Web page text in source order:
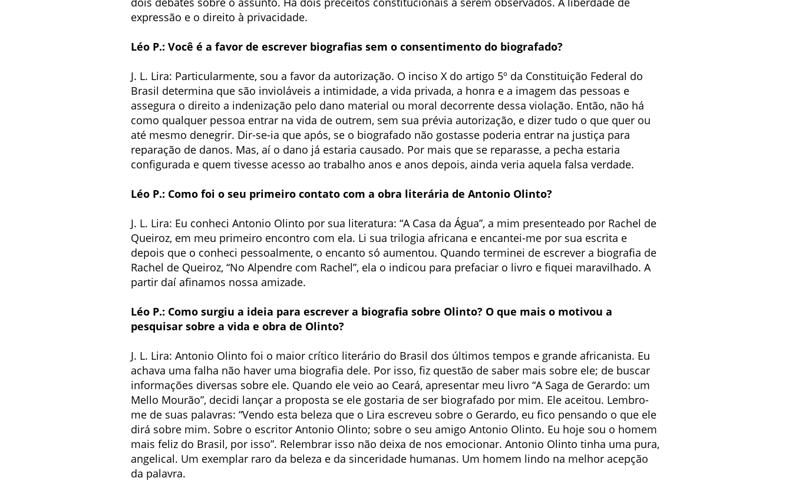
expressão e o direito à privacidade.
Léo P.: Você é a favor de escrever biografias sem o consentimento do biografado?
J. L. Lira: Particularmente, sou a favor da autorização. O inciso X do artigo 5º da Constituição Federal do
Brasil determina que são invioláveis a intimidade, a vida privada, a honra e a imagem das pessoas e
assegura o direito a indenização pelo dano material ou moral decorrente dessa violação. Então, não há
como qualquer pessoa entrar na vida de outrem, sem sua prévia autorização, e dizer tudo o que quer ou
até mesmo denegrir. Dir-se-ia que após, se o biografado não gostasse poderia entrar na justiça para
reparação de danos. Mas, aí o dano já estaria causado. Por mais que se reparasse, a pecha estaria
configurada e quem tivesse acesso ao trabalho anos e anos depois, ainda veria aquela falsa verdade.
Léo P.: Como foi o seu primeiro contato com a obra literária de Antonio Olinto?
J. L. Lira: Eu conheci Antonio Olinto por sua literatura: “A Casa da Água”, a mim presenteado por Rachel de
Queiroz, em meu primeiro encontro com ela. Li sua trilogia africana e encantei-me por sua escrita e
depois que o conheci pessoalmente, o encanto só aumentou. Quando terminei de escrever a biografia de
Rachel de Queiroz, “No Alpendre com Rachel”, ela o indicou para prefaciar o livro e fiquei maravilhado. A
partir daí afinamos nossa amizade.
Léo P.: Como surgiu a ideia para escrever a biografia sobre Olinto? O que mais o motivou a
pesquisar sobre a vida e obra de Olinto?
J. L. Lira: Antonio Olinto foi o maior crítico literário do Brasil dos últimos tempos e grande africanista. Eu
achava uma falha não haver uma biografia dele. Por isso, fiz questão de saber mais sobre ele; de buscar
informações diversas sobre ele. Quando ele veio ao Ceará, apresentar meu livro “A Saga de Gerardo: um
Mello Mourão”, decidi lançar a proposta se ele gostaria de ser biografado por mim. Ele aceitou. Lembro-
me de suas palavras: “Vendo esta beleza que o Lira escreveu sobre o Gerardo, eu fico pensando o que ele
dirá sobre mim. Sobre o escritor Antonio Olinto; sobre o seu amigo Antonio Olinto. Eu hoje sou o homem
mais feliz do Brasil, por isso”. Relembrar isso não deixa de nos emocionar. Antonio Olinto tinha uma pura,
angelical. Um exemplar raro da beleza e da sinceridade humanas. Um homem lindo na melhor acepção
da palavra.